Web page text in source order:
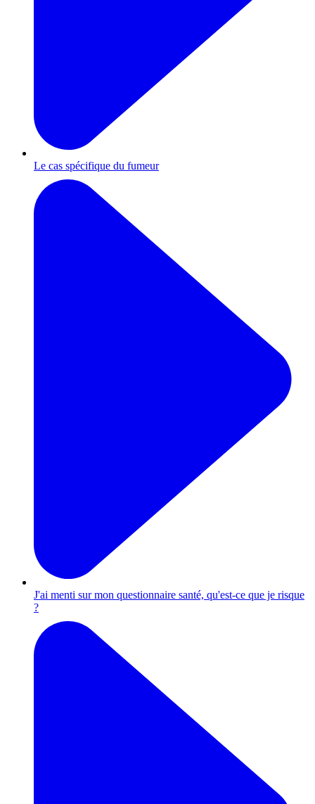
Le cas spécifique du fumeur
J'ai menti sur mon questionnaire santé, qu'est-ce que je risque
?